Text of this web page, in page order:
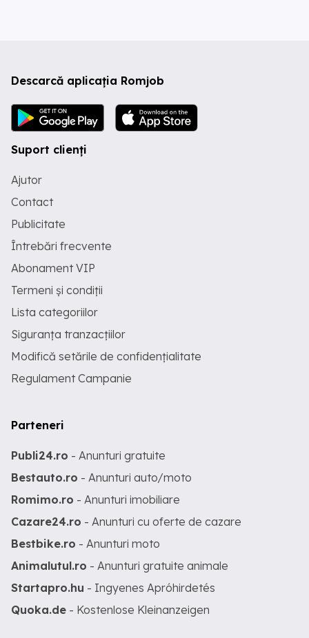
Descarcă aplicația Romjob
Suport clienți
Ajutor
Contact
Publicitate
Întrebări frecvente
Abonament VIP
Termeni și condiții
Lista categoriilor
Siguranța tranzacțiilor
Modifică setările de confidențialitate
Regulament Campanie
Parteneri
Publi24.ro - Anunturi gratuite
Bestauto.ro - Anunturi auto/moto
Romimo.ro - Anunturi imobiliare
Cazare24.ro - Anunturi cu oferte de cazare
Bestbike.ro - Anunturi moto
Animalutul.ro - Anunturi gratuite animale
Startapro.hu - Ingyenes Apróhirdetés
Quoka.de - Kostenlose Kleinanzeigen